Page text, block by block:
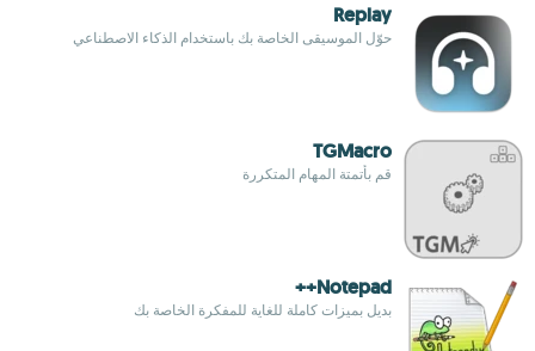
Replay
حوّل الموسيقى الخاصة بك باستخدام الذكاء الاصطناعي
TGMacro
قم بأتمتة المهام المتكررة
Notepad++
بديل بميزات كاملة للغاية للمفكرة الخاصة بك